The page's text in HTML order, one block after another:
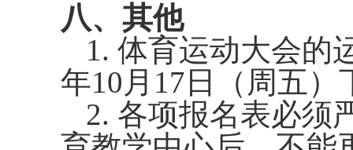
八、其他
1. 体育运动大会的
年10 月 17 日（周五）
2. 各项报名表必须